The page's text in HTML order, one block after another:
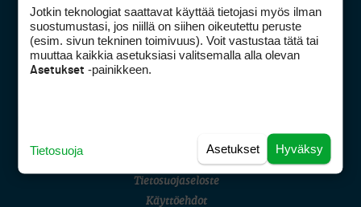
Golfpisteen yhteystiedot
DSA avoimuusraportti
Asiakaspalvelu
(digi) digi@otavamedia.fi
Tietosuojaseloste
Käyttöehdot
Jotkin teknologiat saattavat käyttää tietojasi myös ilman
suostumustasi, jos niillä on siihen oikeutettu peruste
(esim. sivun tekninen toimivuus). Voit vastustaa tätä tai
muuttaa kaikkia asetuksiasi valitsemalla alla olevan
Asetukset -painikkeen.
Hyväksy
Asetukset
Tietosuoja